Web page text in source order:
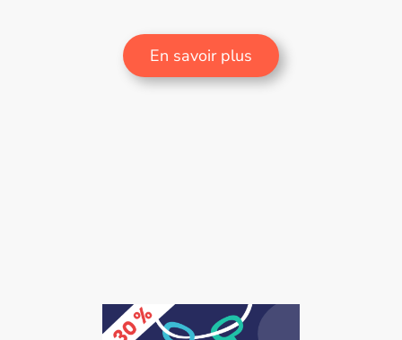
En savoir plus